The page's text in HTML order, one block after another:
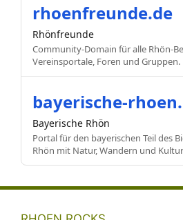
rhoenfreunde.de
Rhönfreunde
Community-Domain für alle Rhön-
Vereinsportale, Foren und Gruppen.
bayerische-
Bayerische Rhön
Portal für den bayerischen Teil des
Rhön mit Natur, Wandern und